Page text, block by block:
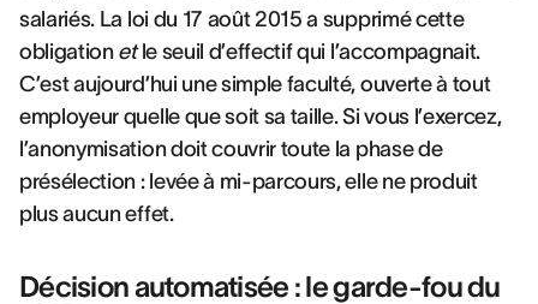
salariés. La loi du 17 août 2015 a supprimé cette
obligation etle seuil d’effectif qui l’accompagnait.
C’est aujourd’hui une simple faculté, ouverte à tout
employeur quelle que soit sa taille. Si vous l’exercez,
l’anonymisation doit couvrir toute la phase de
présélection : levée à mi-parcours, elle ne produit
plus aucun effet.
Décision automatisée : le garde-fou du